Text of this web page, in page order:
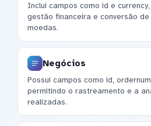
Inclui campos como id e
gestão financeira e conversão
moedas.
Negócios
Possui campos como id,
permitindo o rastreamento e a
realizadas.